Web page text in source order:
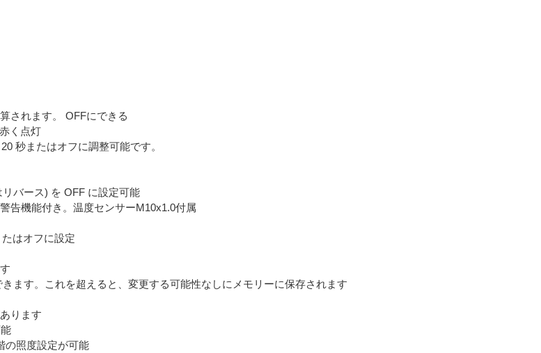
されます。 OFFにできる
く点灯
秒またはオフに調整可能です。
バース) を OFF に設定可能
告機能付き。温度センサーM10x1.0付属
はオフに設定
ます。これを超えると、変更する可能性なしにメモリーに保存されます
ります
の照度設定が可能